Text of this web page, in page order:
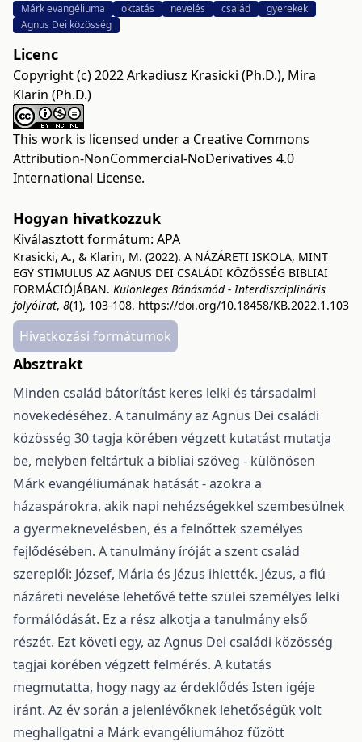
Márk evangéliuma oktatás nevelés család
gyerekek
Agnus Dei közösség
Licenc
Copyright (c) 2022 Arkadiusz Krasicki (Ph.D.), Mira
Klarin (Ph.D.)
This work is licensed under a Creative Commons
Attribution-NonCommercial-NoDerivatives 4.0
International License.
Hogyan hivatkozzuk
Kiválasztott formátum: APA
Krasicki, A., & Klarin, M. (2022). A NÁZÁRETI ISKOLA, MINT
EGY STIMULUS AZ AGNUS DEI CSALÁDI KÖZÖSSÉG BIBLIAI
FORMÁCIÓJÁBAN. Különleges Bánásmód - Interdiszciplináris
folyóirat, 8(1), 103-108. https://doi.org/10.18458/KB.2022.1.103
Hivatkozási formátumok
Absztrakt
Minden család bátorítást keres lelki és társadalmi
növekedéséhez. A tanulmány az Agnus Dei családi
közösség 30 tagja körében végzett kutatást mutatja
be, melyben feltártuk a bibliai szöveg - különösen
Márk evangéliumának hatását - azokra a
házaspárokra, akik napi nehézségekkel szembesülnek
a gyermeknevelésben, és a felnőttek személyes
fejlődésében. A tanulmány íróját a szent család
szereplői: József, Mária és Jézus ihlették. Jézus, a fiú
názáreti nevelése lehetővé tette szülei személyes lelki
formálódását. Ez a rész alkotja a tanulmány első
részét. Ezt követi egy, az Agnus Dei családi közösség
tagjai körében végzett felmérés. A kutatás
megmutatta, hogy nagy az érdeklődés Isten igéje
iránt. Az év során a jelenlévőknek lehetőségük volt
meghallgatni a Márk evangéliumához fűzött